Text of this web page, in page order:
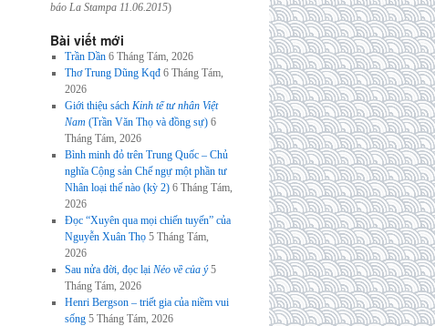
báo La Stampa 11.06.2015)
Bài viết mới
Trần Dần 6 Tháng Tám, 2026
Thơ Trung Dũng Kqđ 6 Tháng Tám,
2026
Giới thiệu sách Kinh tế tư nhân Việt
Nam (Trần Văn Thọ và đồng sự) 6
Tháng Tám, 2026
Bình minh đỏ trên Trung Quốc – Chủ
nghĩa Cộng sản Chế ngự một phần tư
Nhân loại thế nào (kỳ 2) 6 Tháng Tám,
2026
Đọc “Xuyên qua mọi chiến tuyến” của
Nguyễn Xuân Thọ 5 Tháng Tám,
2026
Sau nửa đời, đọc lại Nẻo về của ý 5
Tháng Tám, 2026
Henri Bergson – triết gia của niềm vui
sống 5 Tháng Tám, 2026